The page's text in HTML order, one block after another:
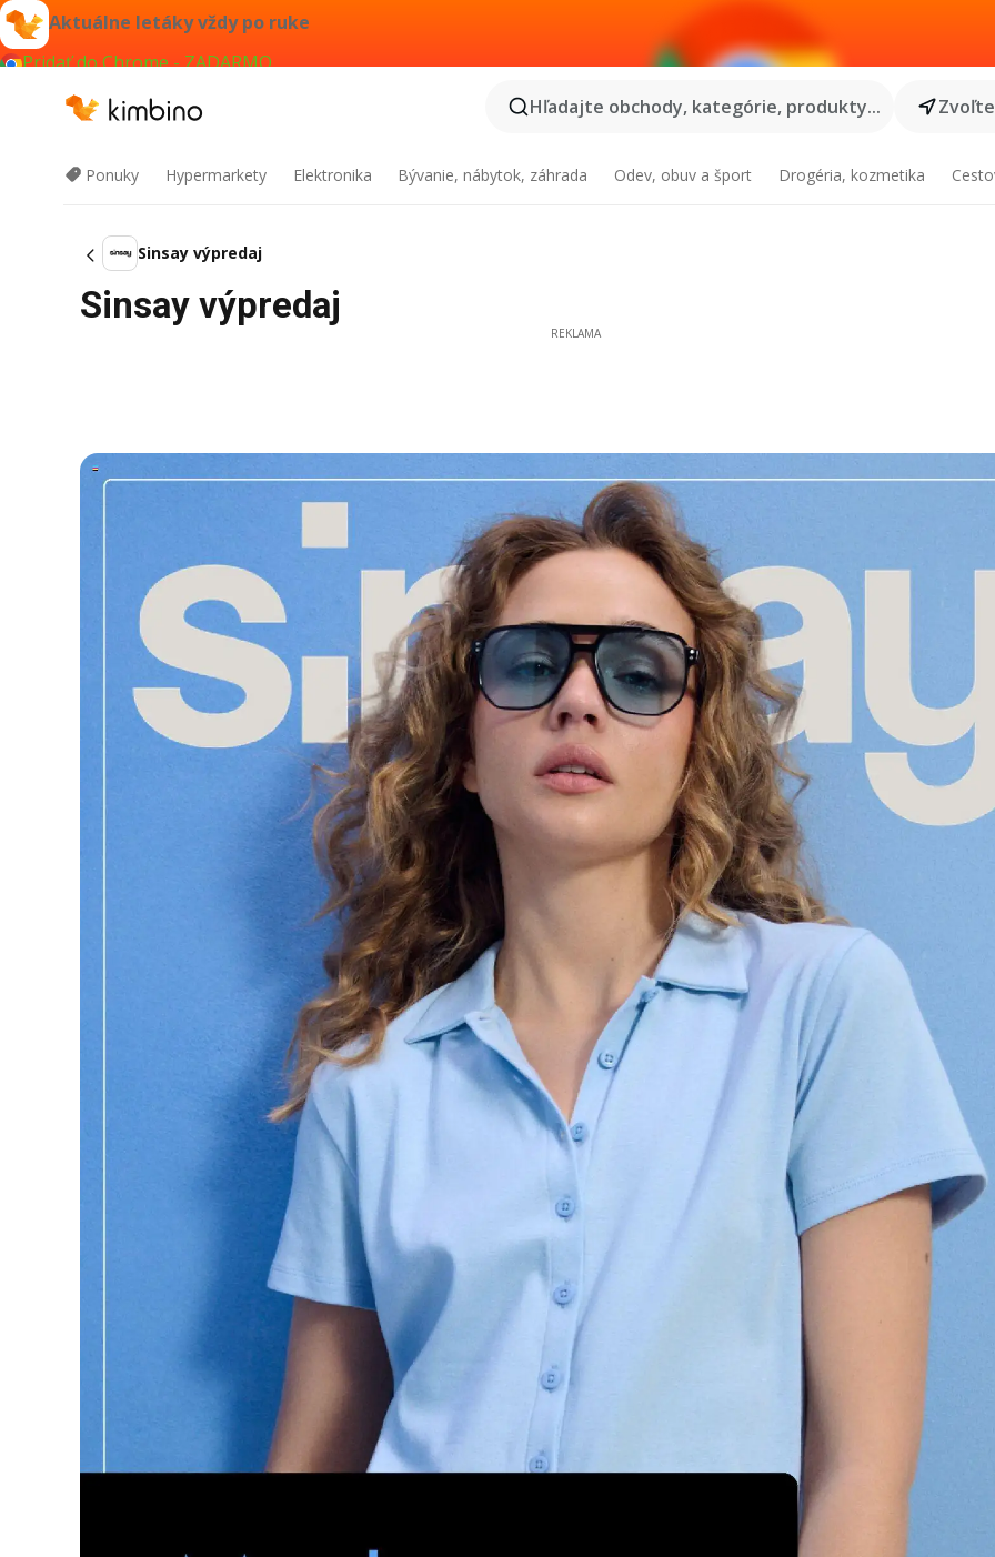
Aktuálne letáky vždy po ruke
Pridať do Chrome - ZADARMO
Hľadajte obchody, kategórie, produkty...
Ponuky Hypermarkety Elektronika Bývanie, nábytok, záhrada Odev, obuv a šport Drogéria, kozmetika
Sinsay výpredaj
Sinsay výpredaj
REKLAMA